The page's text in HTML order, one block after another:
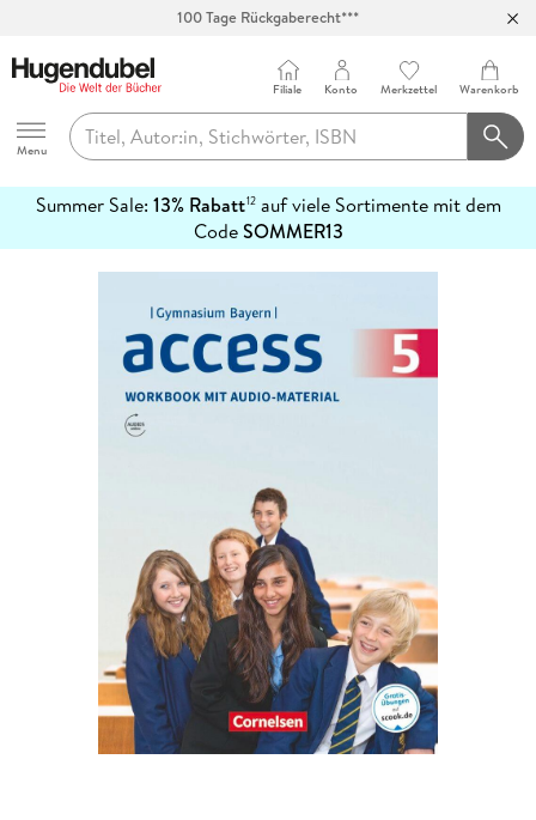
100 Tage Rückgaberecht***
Hugendubel
Menu
Filiale Konto Merkzettel Warenkorb
Summer Sale: 13% Rabatt12auf viele Sortimente mit dem
CodeSOMMER13
erfahren